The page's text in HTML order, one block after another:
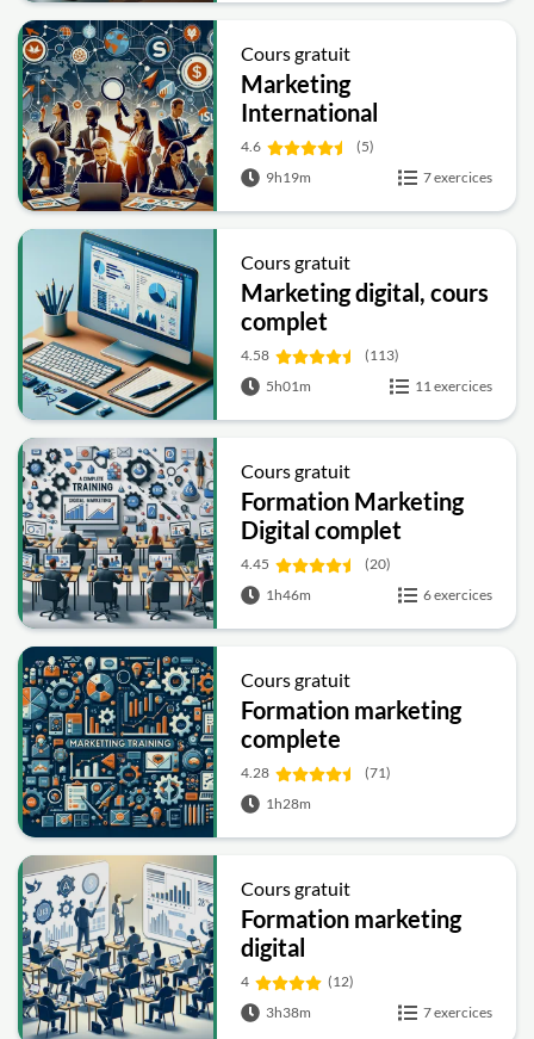
Cours gratuit
Marketing
International
4.6
(5)
9h19m
7 exercices
Cours gratuit
Marketing digital, cours
complet
4.58
(113)
5h01m
11 exercices
Cours gratuit
Formation Marketing
Digital complet
4.45
(20)
1h46m
6 exercices
Cours gratuit
Formation marketing
complete
4.28
(71)
1h28m
Cours gratuit
Formation marketing
digital
4
(12)
3h38m
7 exercices